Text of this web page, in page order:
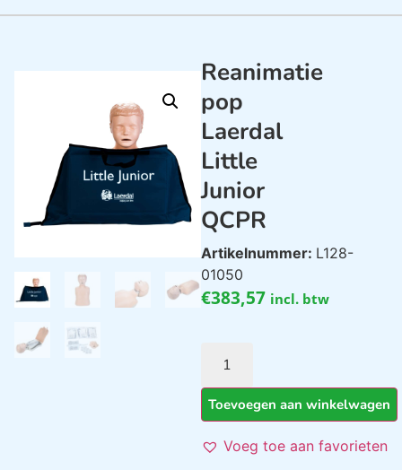
Reanimatie
pop
Laerdal
Little
Junior
QCPR
Artikelnummer: L128-
01050
€383,57 incl. btw
Toevoegen aan winkelwagen
Voeg toe aan favorieten